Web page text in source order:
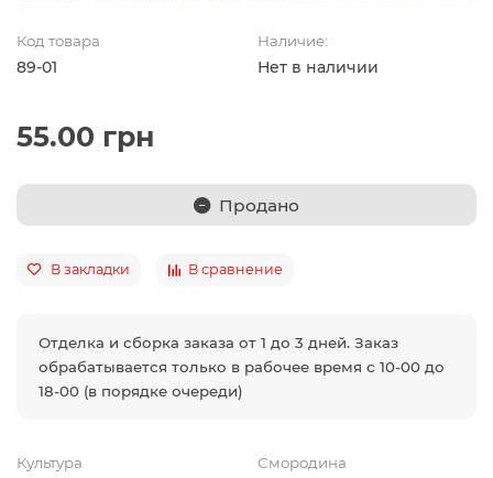
Код товара
89-01
Наличие:
Нет в наличии
55.00 грн
Продано
В закладки В сравнение
Отделка и сборка заказа от 1 до 3 дней. Заказ
обрабатывается только в рабочее время с 10-00 до
18-00 (в порядке очереди)
Культура Смородина